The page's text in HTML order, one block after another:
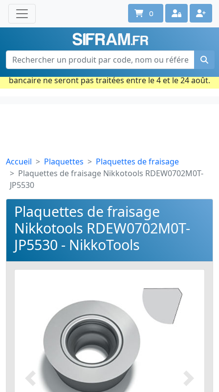
Une question ? Un conseil ?
Contactez-nous au 02 40 92 17 71
Ouvert du lun. au vend. de 08h à 18h
Période estivale : Les commandes prises par carte
bancaire ne seront pas traitées entre le 4 et le 24 août.
0
Accueil Plaquettes
Plaquettes de fraisage
Plaquettes de fraisage Nikkotools RDEW0702M0T-
JP5530
Plaquettes de fraisage
Nikkotools RDEW0702M0T-
JP5530 - NikkoTools
Précédent Suivant